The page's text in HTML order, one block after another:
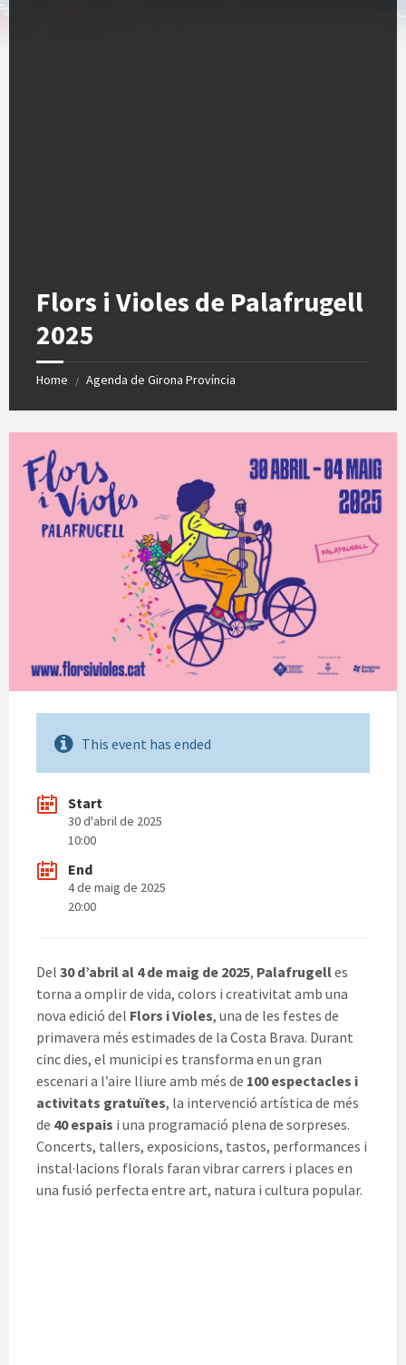
Flors i Violes de Palafrugell
2025
Home / Agenda de Girona Província
This event has ended
Start
30 d'abril de 2025
10:00
End
4 de maig de 2025
20:00
Del 30 d’abril al 4 de maig de 2025, Palafrugelles
torna a omplir de vida, colors i creativitat amb una
nova edició del Flors i Violes, una de les festes de
primavera més estimades de la Costa Brava. Durant
cinc dies, el municipi es transforma en un gran
escenari a l’aire lliure amb més de 100 espectacles i
activitats gratuïtes, la intervenció artística de més
de 40 espais i una programació plena de sorpreses.
Concerts, tallers, exposicions, tastos, performances i
instal·lacions florals faran vibrar carrers i places en
una fusió perfecta entre art, natura i cultura popular.